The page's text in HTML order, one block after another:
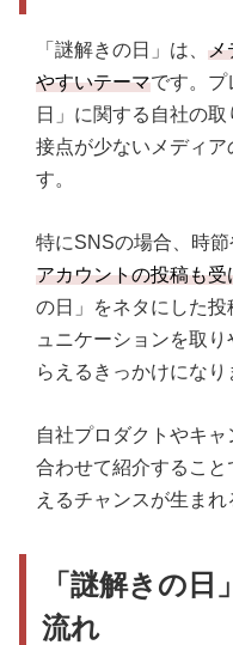
「謎解きの日」は、 メ
やすいテーマです。プ
日」に関する自社の
接点が少ないメディア
す。
特にSNSの場合、時節
アカウントの投稿も
の日」をネタにした投
ュニケーションを取
らえるきっかけになり
自社プロダクトやキ
合わせて紹介するこ
えるチャンスが生まれ
「謎解きの
流れ